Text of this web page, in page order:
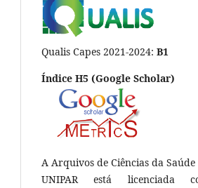
Qualis Capes 2021-2024: B1
Índice H5 (Google Scholar)
A Arquivos de Ciências da Saúde
UNIPAR está licenciada